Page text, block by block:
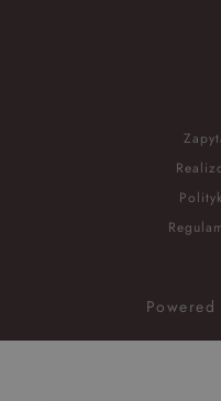
Powered